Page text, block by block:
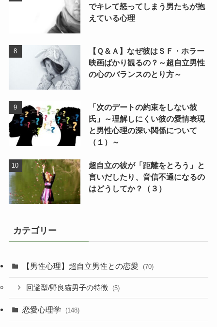
でキレて怒ってしまう男たちが抱
えている心理
【Ｑ＆Ａ】なぜ彼はＳＦ・ホラー
映画ばかり観るの？～超自立男性
の心のバランスのとり方～
「次のデートの約束をしない彼
氏」～理解しにくい彼の愛情表現
と男性心理の深い関係について
（１）～
超自立の彼が「距離をとろう」と
言いだしたり、音信不通になるの
はどうしてか？（３）
カテゴリー
【男性心理】超自立男性との恋愛 (70)
回避型/野良猫男子の特徴 (5)
恋愛心理学 (148)